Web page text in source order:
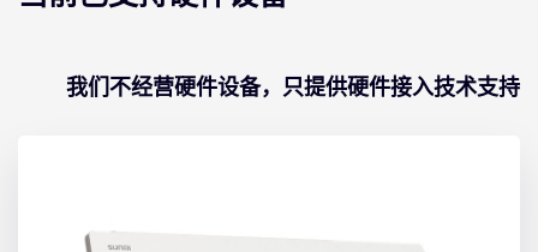
我们不经营硬件设备，只提供硬件接入技术支持